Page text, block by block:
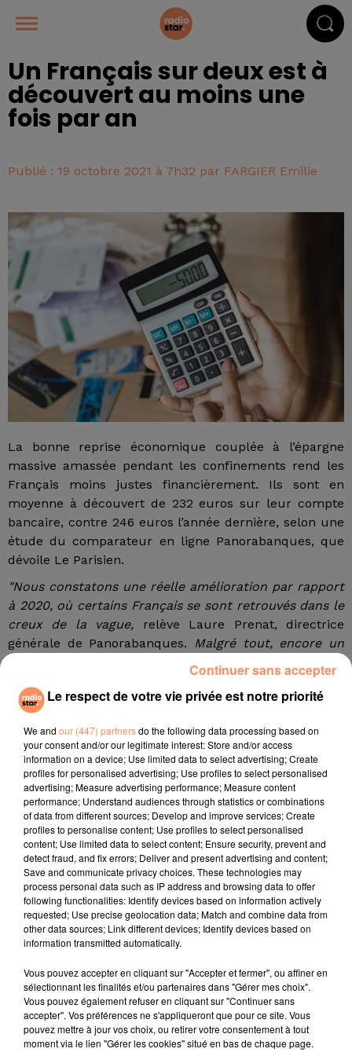
Un Français sur deux est à
découvert au moins une
fois par an
Publié : 19 octobre 2021 à 7h32 par FARGIER Emilie
La bonne reprise économique couplée à l’épargne
massive amassée pendant les confinements rend les
Français moins justes financièrement. Ils sont en
moyenne à découvert de 232 euros sur leur compte
bancaire, contre 246 euros l’année dernière, selon une
étude du comparateur en ligne Panorabanques, que
dévoile Le Parisien.
"Nous constatons une réelle amélioration par rapport
à 2020, où certains Français se sont retrouvés dans le
creux de la vague, relève Laure Prenat, directrice
générale de Panorabanques.
Malgré tout, encore un
tiers des Français estiment leur pouvoir d’achat faible
(36 %). Surtout, le découvert reste une fatalité pour
beaucoup d’entre eux."
Près d’un Français sur deux (46 %), dit être à
découvert au moins une fois par an. Un chiffre lui
aussi en baisse par rapport à 2020, où ils étaient 51 %.
Dans le détail, 19 % le sont tous les mois, 13 % tous les
trimestres et 15 % une fois dans l’année.
fil actus
4 juillet 2022
Radio Star Live avec Dadju
27 juin 2022
Marseille : une application pour mettre en
27 juin 2022
Le cocholed pour jouer à la pétanque
jusqu'au bout de la nuit !
10 mai 2022
Le respect de votre vie privée est notre priorité
We and our (447) partnersdo the following data processing based on
your consent and/or our legitimate interest: Store and/or access
information on a device; Use limited data to select advertising; Create
profiles for personalised advertising; Use profiles to select personalised
advertising; Measure advertising performance; Measure content
performance; Understand audiences through statistics or combinations
of data from different sources; Develop and improve services; Create
profiles to personalise content; Use profiles to select personalised
content; Use limited data to select content; Ensure security, prevent and
detect fraud, and fix errors; Deliver and present advertising and content;
Save and communicate privacy choices. These technologies may
process personal data such as IP address and browsing data to offer
following functionalities: Identify devices based on information actively
requested; Use precise geolocation data; Match and combine data from
other data sources; Link different devices; Identify devices based on
information transmitted automatically.
Vous pouvez accepter en cliquant sur "Accepter et fermer", ou affiner en
sélectionnant les finalités et/ou partenaires dans "Gérer mes choix".
Vous pouvez également refuser en cliquant sur "Continuer sans
accepter". Vos préférences ne s'appliqueront que pour ce site. Vous
pouvez mettre à jour vos choix, ou retirer votre consentement à tout
moment via le lien "Gérer les cookies" situé en bas de chaque page.
Continuer sans accepter